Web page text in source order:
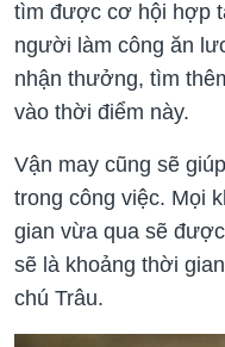
tìm được cơ hội hợp
người làm công ăn
nhận thưởng, tìm
vào thời điểm này.
Vận may cũng sẽ
trong công việc. Mọi
gian vừa qua sẽ
sẽ là khoảng thời
chú Trâu.